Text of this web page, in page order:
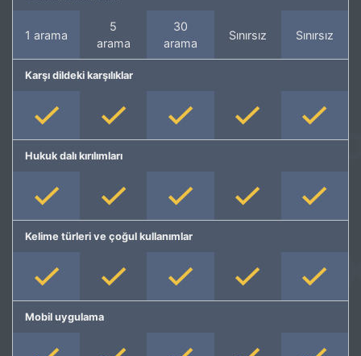
1 arama
5
arama
30
arama
Sınırsız Sınırsız
Karşı dildeki karşılıklar
Hukuk dalı kırılımları
Kelime türleri ve çoğul kullanımlar
Mobil uygulama